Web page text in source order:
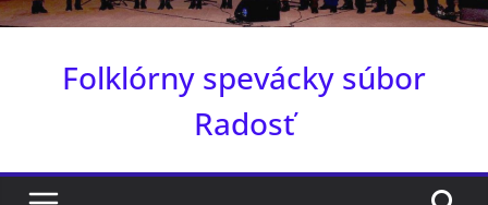
Folklórny spevácky súbor
Radosť